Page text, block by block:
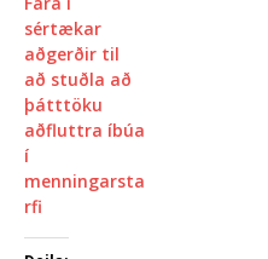
sértækar
aðgerðir til
að stuðla að
þátttöku
aðfluttra íbúa
í
menningarsta
rfi